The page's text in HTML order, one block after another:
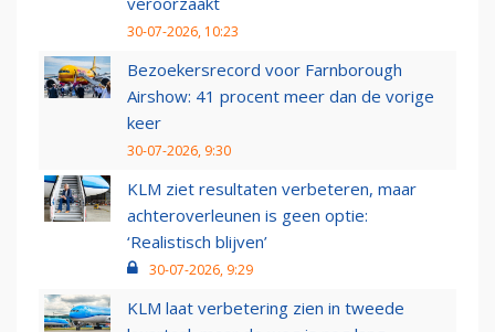
30-07-2026, 10:23
Bezoekersrecord voor Farnborough
Airshow: 41 procent meer dan de vorige
keer
30-07-2026, 9:30
KLM ziet resultaten verbeteren, maar
achteroverleunen is geen optie:
‘Realistisch blijven’
30-07-2026, 9:29
KLM laat verbetering zien in tweede